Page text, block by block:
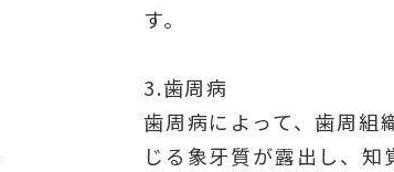
す。
3.歯周病
歯周病によって、歯周組
じる象牙質が露出し、知